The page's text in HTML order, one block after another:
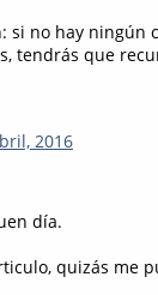
si no hay ningún
tendrás que
2016
día.
quizás me